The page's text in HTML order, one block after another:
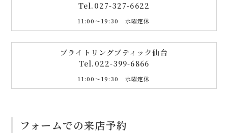
Tel. 027-327-6622
11:00〜19:30 水曜定休
ブライトリングブティック仙台
Tel. 022-399-6866
11:00〜19:30 水曜定休
フォームでの来店予約